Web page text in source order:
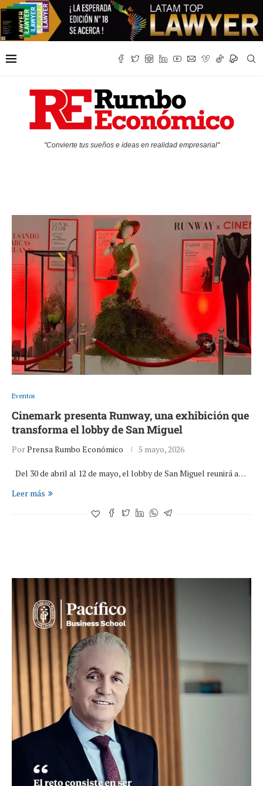
"Convierte tus sueños e ideas en realidad empresarial"
Eventos
Cinemark presenta Runway, una exhibición que
transforma el lobby de San Miguel
PorPrensa Rumbo Económico 5 mayo, 2026
Del 30 de abril al 12 de mayo, el lobby de San Miguel reunirá a…
Leer más